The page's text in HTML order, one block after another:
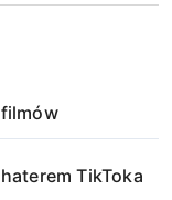
TikToka